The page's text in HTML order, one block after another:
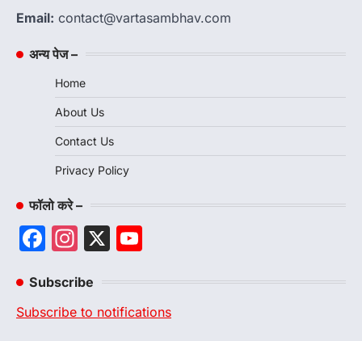
Email: contact@vartasambhav.com
अन्य पेज –
Home
About Us
Contact Us
Privacy Policy
फॉलो करे –
Facebook
Instagram
X
Subscribe
Subscribe to notifications